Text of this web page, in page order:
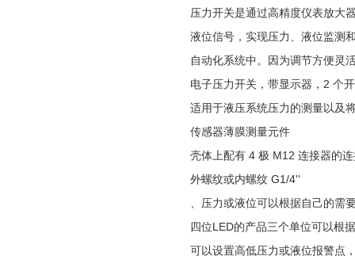
压力开关是通过高精度仪表放大
液位信号，实现压力、液位监测
自动化系统中。因为调节方便灵
电子压力开关，带显示器，2 个
适用于液压系统压力的测量以及
传感器薄膜测量元件
壳体上配有 4 极 M12 连接器的
外螺纹或内螺纹 G1/4''
、压力或液位可以根据自己的需
四位LED的产品三个单位可以根
可以设置高低压力或液位报警点